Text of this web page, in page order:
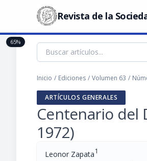
Revista de la
Inicio / Ediciones / Volumen 63 /
ARTÍCULOS GENERALES
Centenario del
1972)
Leonor Zapata1
65%